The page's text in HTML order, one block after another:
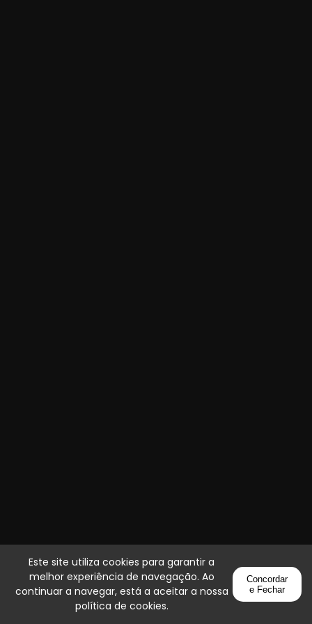
Este site utiliza cookies para garantir a
melhor experiência de navegação. Ao
continuar a navegar, está a aceitar a nossa
política de cookies.
Concordar
e Fechar